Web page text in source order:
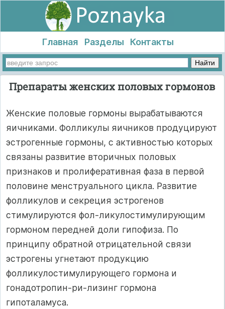
Главная Разделы Контакты
Препараты женских половых гормонов
Женские половые гормоны вырабатываются
яичниками. Фолликулы яичников продуцируют
эстрогенные гормоны, с активностью которых
связаны развитие вторичных половых
признаков и пролиферативная фаза в первой
половине менструального цикла. Развитие
фолликулов и секреция эстрогенов
стимулируются фол-ликулостимулирующим
гормоном передней доли гипофиза. По
принципу обратной отрицательной связи
эстрогены угнетают продукцию
фолликулостимулирующего гормона и
гонадотропин-ри-лизинг гормона
гипоталамуса.